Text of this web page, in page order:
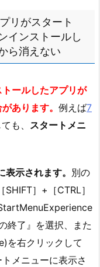
リがスタート
インストールし
ら消えない
トールしたアプリが
あります。 例えば7
も、 スタートメニ
示されます。 別の
］+［CTRL］
終了』を選択、また
を右クリックして
メニューに表示さ